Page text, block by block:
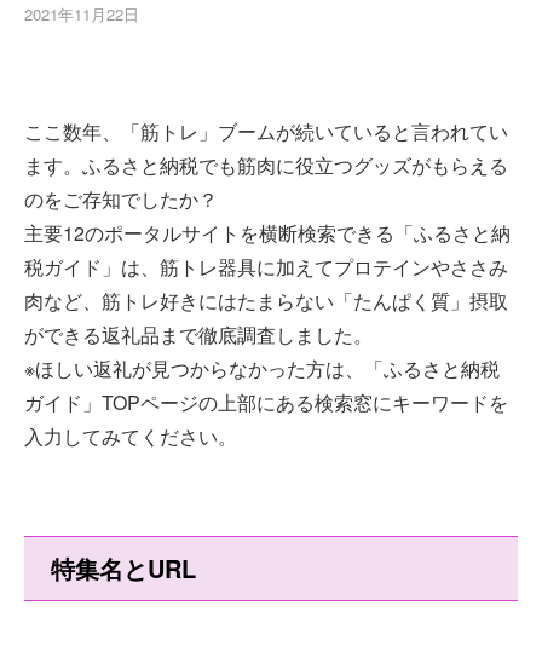
2021年11月22日
ここ数年、「筋トレ」ブームが続いていると言われてい
ます。ふるさと納税でも筋肉に役立つグッズがもらえる
のをご存知でしたか？
主要12のポータルサイトを横断検索できる「ふるさと納
税ガイド」は、筋トレ器具に加えてプロテインやささみ
肉など、筋トレ好きにはたまらない「たんぱく質」摂取
ができる返礼品まで徹底調査しました。
※ほしい返礼が見つからなかった方は、「ふるさと納税
ガイド」TOPページの上部にある検索窓にキーワードを
入力してみてください。
特集名とURL